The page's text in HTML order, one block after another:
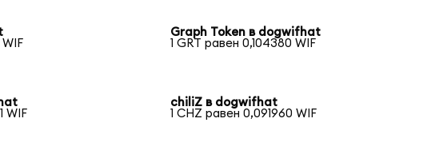
Graph Token в dogwifhat
1 GRT равен 0,104380 WIF
WIF
chiliZ в dogwifhat
1 CHZ равен 0,091960 WIF